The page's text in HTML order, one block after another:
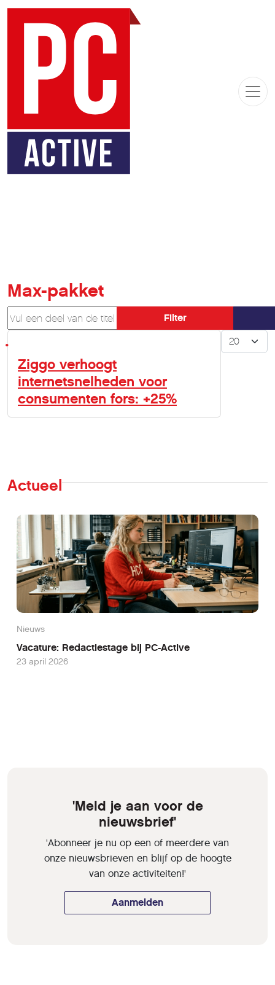
Max-pakket
Vul een deel van de titel in
Filter
Toon #
Ziggo verhoogt
internetsnelheden voor
consumenten fors: +25%
Actueel
Nieuws
Vacature: Redactiestage bij PC-Active
23 april 2026
'Meld je aan voor de
nieuwsbrief'
'Abonneer je nu op een of meerdere van
onze nieuwsbrieven en blijf op de hoogte
van onze activiteiten!'
Aanmelden